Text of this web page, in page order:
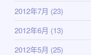
2012年7月 (23)
2012年6月 (13)
2012年5月 (25)